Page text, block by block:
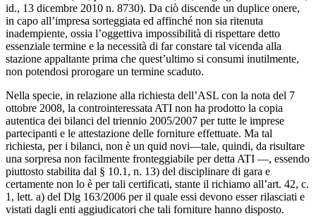
id., 13 dicembre 2010 n. 8730). Da ciò discende un duplice onere,
in capo all’impresa sorteggiata ed affinché non sia ritenuta
inadempiente, ossia l’oggettiva impossibilità di rispettare detto
essenziale termine e la necessità di far constare tal vicenda alla
stazione appaltante prima che quest’ultimo si consumi inutilmente,
non potendosi prorogare un termine scaduto.
Nella specie, in relazione alla richiesta dell’ASL con la nota del 7
ottobre 2008, la controinteressata ATI non ha prodotto la copia
autentica dei bilanci del triennio 2005/2007 per tutte le imprese
partecipanti e le attestazione delle forniture effettuate. Ma tal
richiesta, per i bilanci, non è un quid novi—tale, quindi, da risultare
una sorpresa non facilmente fronteggiabile per detta ATI —, essendo
piuttosto stabilita dal § 10.1, n. 13) del disciplinare di gara e
certamente non lo è per tali certificati, stante il richiamo all’art. 42, c.
1, lett. a) del Dlg 163/2006 per il quale essi devono esser rilasciati e
vistati dagli enti aggiudicatori che tali forniture hanno disposto.